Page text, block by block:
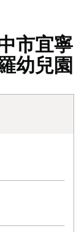
市宜寧
幼兒園